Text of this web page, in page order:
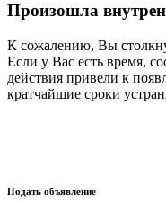
Произошла
К сожалению, Вы
Если у Вас есть время,
действия привели к
кратчайшие сроки
Подать объявление